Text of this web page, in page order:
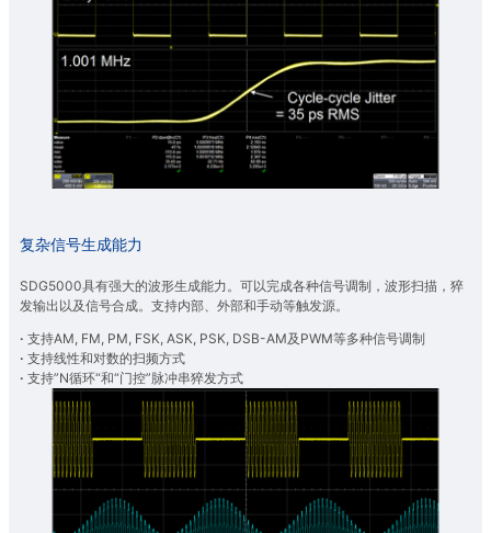
复杂信号生成能力
SDG5000具有强大的波形生成能力。可以完成各种信号调制，波形扫描，猝
发输出以及信号合成。支持内部、外部和手动等触发源。
· 支持AM, FM, PM, FSK, ASK, PSK, DSB-AM及PWM等多种信号调制
· 支持线性和对数的扫频方式
· 支持”N循环“和“门控”脉冲串猝发方式